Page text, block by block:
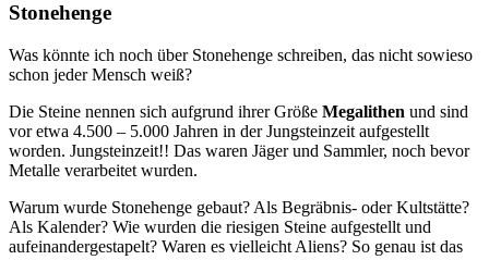
Stonehenge
Was könnte ich noch über Stonehenge schreiben, das nicht sowieso
schon jeder Mensch weiß?
Die Steine nennen sich aufgrund ihrer Größe Megalithen und sind
vor etwa 4.500 – 5.000 Jahren in der Jungsteinzeit aufgestellt
worden. Jungsteinzeit!! Das waren Jäger und Sammler, noch bevor
Metalle verarbeitet wurden.
Warum wurde Stonehenge gebaut? Als Begräbnis- oder Kultstätte?
Als Kalender? Wie wurden die riesigen Steine aufgestellt und
aufeinandergestapelt? Waren es vielleicht Aliens? So genau ist das